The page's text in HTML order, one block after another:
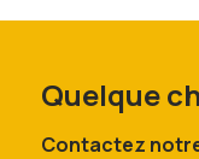
Quelque
Contactez